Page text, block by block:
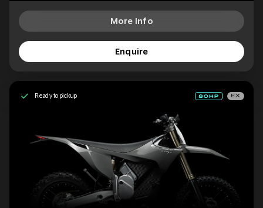
More Info
Enquire
Ready to pickup EX